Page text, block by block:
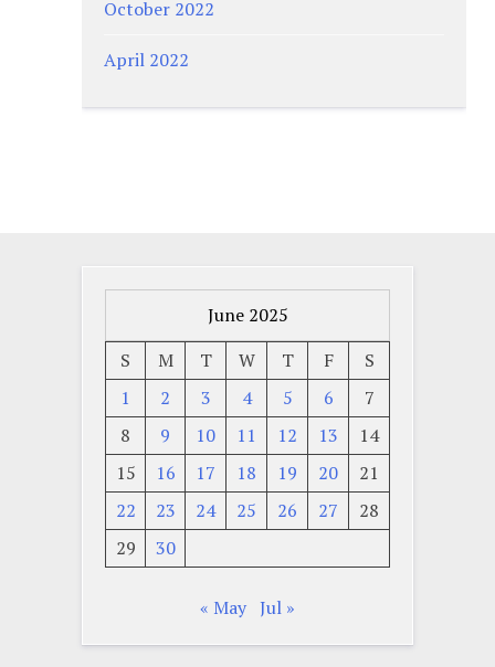
October 2022
April 2022
June 2025
S
M T W T F
S
1
2 3 4 5 6
7
8
9 10 11 12 13
14
15
16 17 18 19 20
21
22
23 24 25 26 27
28
29
30
« May Jul »